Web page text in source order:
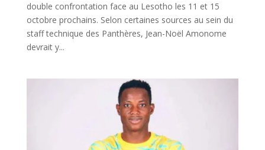
double confrontation face au Lesotho les 11 et 15
octobre prochains. Selon certaines sources au sein du
staff technique des Panthères, Jean-Noël Amonome
devrait y...